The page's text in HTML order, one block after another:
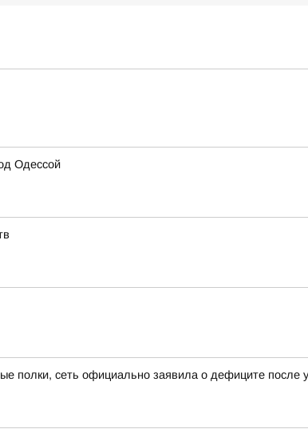
Одессой
полки, сеть официально заявила о дефиците после